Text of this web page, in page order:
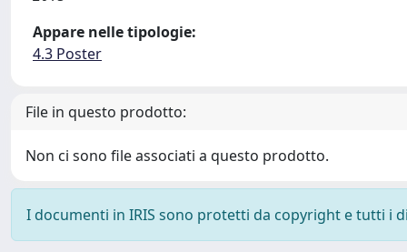
Appare nelle tipologie:
4.3 Poster
File in questo prodotto:
Non ci sono file associati a questo prodotto.
I documenti in IRIS sono protetti da copyright e tutti i